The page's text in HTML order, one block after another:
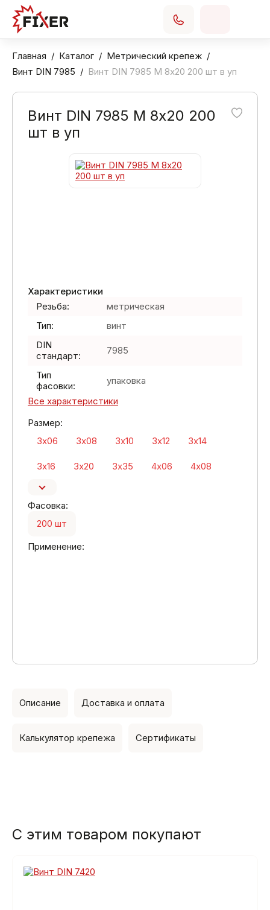
Главная Каталог
Метрический крепеж
Винт DIN 7985
Винт DIN 7985 М 8х20 200 шт в уп
Винт DIN 7985 М 8х20 200
шт в уп
Характеристики
Резьба:
метрическая
Тип:
винт
DIN
стандарт:
7985
Тип
фасовки:
упаковка
Все характеристики
Размер:
3х06
3х08 3х10 3х12 3х14
3х16 3х20 3х35 4х06 4х08
Фасовка:
200 шт
Применение:
Описание Доставка и оплата
Калькулятор крепежа Сертификаты
С этим товаром покупают